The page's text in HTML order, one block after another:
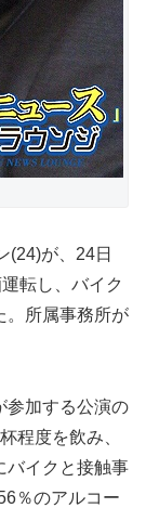
(24)が、24日
転し、バイク
。所属事務所が
加する公演の
程度を飲み、
バイクと接触事
％のアルコー